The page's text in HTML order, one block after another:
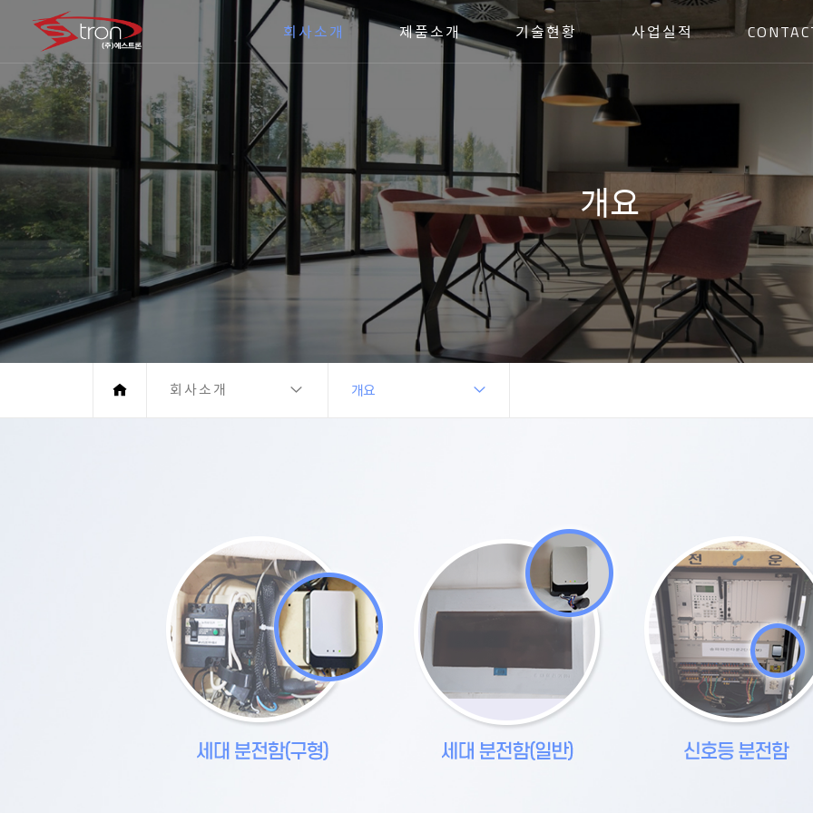
회사소개 제품소개 기술현황 사업실적
개요
회사소개 개요